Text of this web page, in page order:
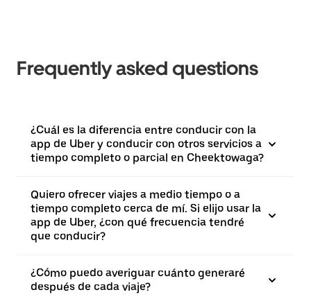
Frequently asked questions
¿Cuál es la diferencia entre conducir con la
app de Uber y conducir con otros servicios a
tiempo completo o parcial en Cheektowaga?
Quiero ofrecer viajes a medio tiempo o a
tiempo completo cerca de mí. Si elijo usar la
app de Uber, ¿con qué frecuencia tendré
que conducir?
¿Cómo puedo averiguar cuánto generaré
después de cada viaje?